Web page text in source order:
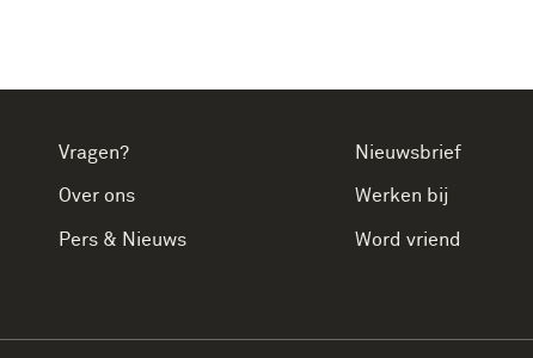
Vragen?
Over ons
Pers & Nieuws
Nieuwsbrief
Werken bij
Word vriend